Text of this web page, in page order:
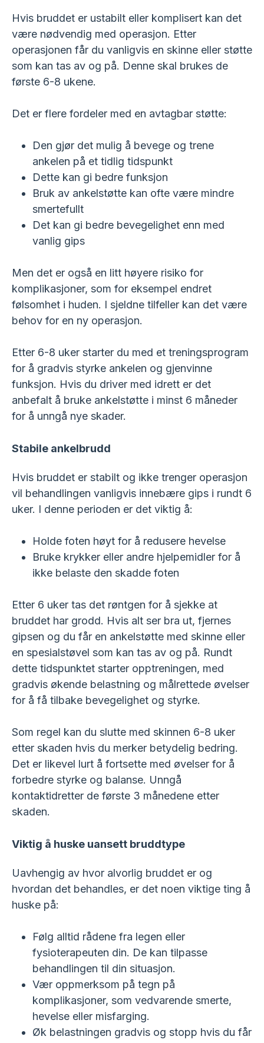
Hvis bruddet er ustabilt eller komplisert kan det
være nødvendig med operasjon. Etter
operasjonen får du vanligvis en skinne eller støtte
som kan tas av og på. Denne skal brukes de
første 6-8 ukene.
Det er flere fordeler med en avtagbar støtte:
Den gjør det mulig å bevege og trene
ankelen på et tidlig tidspunkt
Dette kan gi bedre funksjon
Bruk av ankelstøtte kan ofte være mindre
smertefullt
Det kan gi bedre bevegelighet enn med
vanlig gips
Men det er også en litt høyere risiko for
komplikasjoner, som for eksempel endret
følsomhet i huden. I sjeldne tilfeller kan det være
behov for en ny operasjon.
Etter 6-8 uker starter du med et treningsprogram
for å gradvis styrke ankelen og gjenvinne
funksjon. Hvis du driver med idrett er det
anbefalt å bruke ankelstøtte i minst 6 måneder
for å unngå nye skader.
Stabile ankelbrudd
Hvis bruddet er stabilt og ikke trenger operasjon
vil behandlingen vanligvis innebære gips i rundt 6
uker. I denne perioden er det viktig å:
Holde foten høyt for å redusere hevelse
Bruke krykker eller andre hjelpemidler for å
ikke belaste den skadde foten
Etter 6 uker tas det røntgen for å sjekke at
bruddet har grodd. Hvis alt ser bra ut, fjernes
gipsen og du får en ankelstøtte med skinne eller
en spesialstøvel som kan tas av og på. Rundt
dette tidspunktet starter opptreningen, med
gradvis økende belastning og målrettede øvelser
for å få tilbake bevegelighet og styrke.
Som regel kan du slutte med skinnen 6-8 uker
etter skaden hvis du merker betydelig bedring.
Det er likevel lurt å fortsette med øvelser for å
forbedre styrke og balanse. Unngå
kontaktidretter de første 3 månedene etter
skaden.
Viktig å huske uansett bruddtype
Uavhengig av hvor alvorlig bruddet er og
hvordan det behandles, er det noen viktige ting å
huske på:
Følg alltid rådene fra legen eller
fysioterapeuten din. De kan tilpasse
behandlingen til din situasjon.
Vær oppmerksom på tegn på
komplikasjoner, som vedvarende smerte,
hevelse eller misfarging.
Øk belastningen gradvis og stopp hvis du får